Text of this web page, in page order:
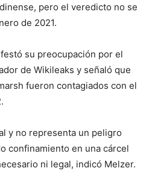
pero el veredicto no se
de 2021.
su preocupación por el
de Wikileaks y señaló que
fueron contagiados con el
y no representa un peligro
confinamiento en una cárcel
ni legal, indicó Melzer.